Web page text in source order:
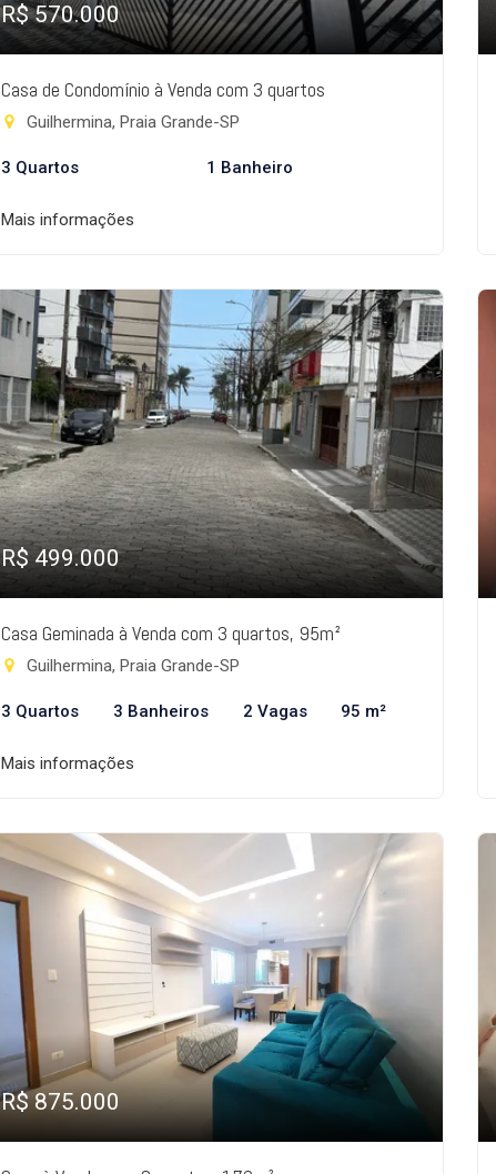
R$ 570.000
Casa de Condomínio à Venda com 3 quartos
Guilhermina, Praia Grande-SP
3 Quartos 1 Banheiro
Mais informações
R$ 499.000
Casa Geminada à Venda com 3 quartos, 95m²
Guilhermina, Praia Grande-SP
3 Quartos 3 Banheiros 2 Vagas 95 m²
Mais informações
R$ 875.000